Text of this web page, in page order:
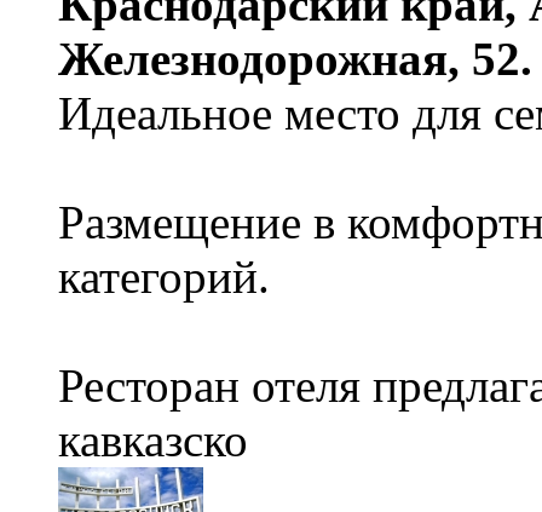
Железнодорожная, 52.
Идеальное место для
Размещение в
категорий.
Ресторан отеля
кавказско